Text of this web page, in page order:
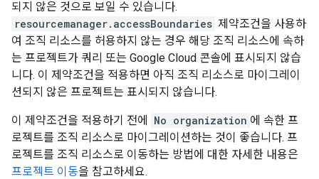
되지 않은 것으로 보일 수 있습니다.
resourcemanager.accessBoundaries 제약조건을 사용하
여 조직 리소스를 허용하지 않는 경우 해당 조직 리소스에 속하
는 프로젝트가 쿼리 또는 Google Cloud 콘솔에 표시되지 않습
니다. 이 제약조건을 적용하면 아직 조직 리소스로 마이그레이
션되지 않은 프로젝트는 표시되지 않습니다.
이 제약조건을 적용하기 전에 No organization 에 속한 프
로젝트를 조직 리소스로 마이그레이션하는 것이 좋습니다. 프
로젝트를 조직 리소스로 이동하는 방법에 대한 자세한 내용은
프로젝트 이동을 참고하세요.